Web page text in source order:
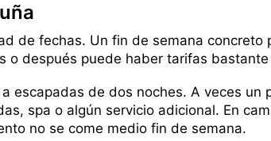
de fechas. Un fin de semana
o después puede haber tarifas
escapadas de dos noches. A veces un
spa o algún servicio adicional. En
no se come medio fin de semana.